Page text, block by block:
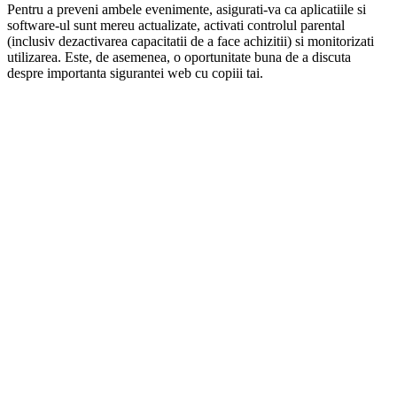
Pentru a preveni ambele evenimente, asigurati-va ca aplicatiile si
software-ul sunt mereu actualizate, activati controlul parental
(inclusiv dezactivarea capacitatii de a face achizitii) si monitorizati
utilizarea. Este, de asemenea, o oportunitate buna de a discuta
despre importanta sigurantei web cu copiii tai.